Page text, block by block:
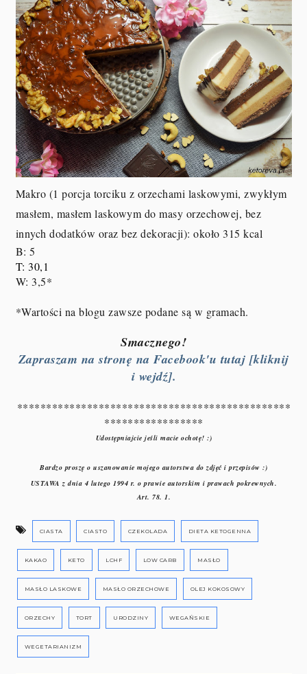
Makro (1 porcja torciku z orzechami laskowymi, zwykłym
masłem, masłem laskowym do masy orzechowej, bez
innych dodatków oraz bez dekoracji): około 315 kcal
B: 5
T: 30,1
W: 3,5*
*Wartości na blogu zawsze podane są w gramach.
Smacznego!
Zapraszam na stronę na Facebook'u tutaj [kliknij
i wejdź].
***********************************************
*****************
Udostępniajcie jeśli macie ochotę! :)
Bardzo proszę o uszanowanie mojego autorstwa do zdjęć i przepisów :)
USTAWA z dnia 4 lutego 1994 r. o prawie autorskim i prawach pokrewnych.
Art. 78. 1.
CIASTA CIASTO CZEKOLADA DIETA KETOGENNA
KAKAO KETO LCHF LOW CARB MASŁO
MASŁO LASKOWE MASŁO ORZECHOWE OLEJ KOKOSOWY
ORZECHY TORT URODZINY WEGAŃSKIE
WEGETARIANIZM